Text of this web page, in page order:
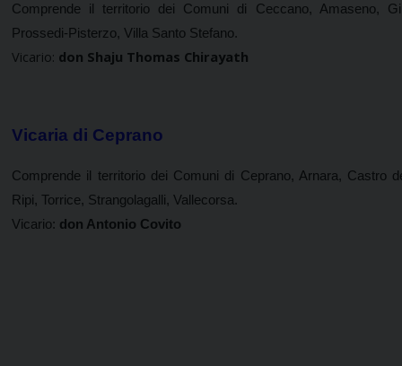
Comprende il territorio dei Comuni di Ceccano, Amaseno,
Prossedi-Pisterzo, Villa Santo Stefano.
Vicario: don Shaju Thomas Chirayath
Vicaria di Ceprano
Comprende il territorio dei Comuni di Ceprano, Arnara, Castro
Ripi, Torrice, Strangolagalli, Vallecorsa.
Vicario: don Antonio Covito